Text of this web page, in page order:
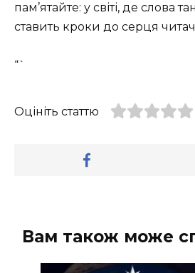
пам’ятайте: у світі, де слова
ставить кроки до серця
“`
Оцініть статтю
Вам також може